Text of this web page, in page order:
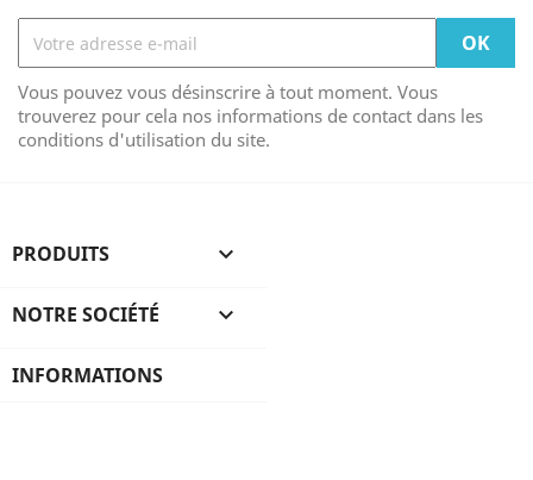
Vous pouvez vous désinscrire à tout moment. Vous
trouverez pour cela nos informations de contact dans les
conditions d'utilisation du site.
PRODUITS 
NOTRE SOCIÉTÉ 
INFORMATIONS